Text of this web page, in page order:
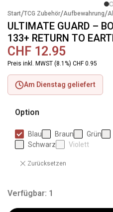
Start/TCG Zubehör/Aufbewahrung/
ULTIMATE GUARD –
133+ RETURN TO
CHF 12.95
Preis inkl. MWST (8.1%) CHF 0.95
Am Dienstag geliefert
Option
Blau Braun Grün
Schwarz
Violett
Zurücksetzen
Verfügbar: 1